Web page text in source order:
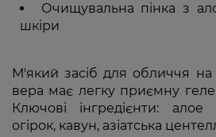
Очищувальна пінка з
шкіри
М'який засіб для обличчя на
вера має легку приємну
Ключові інгредієнти: алое
огірок, кавун, азіатська